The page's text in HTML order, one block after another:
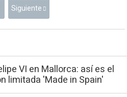
Siguiente
VI en Mallorca: así es el
limitada 'Made in Spain'